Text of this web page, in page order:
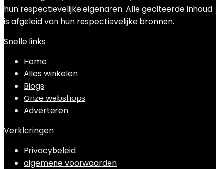
hun respectievelijke eigenaren. Alle geciteerde inhoud
is afgeleid van hun respectievelijke bronnen.
Snelle links
Home
Alles winkelen
Blogs
Onze webshops
Adverteren
Verklaringen
Privacybeleid
algemene voorwaarden